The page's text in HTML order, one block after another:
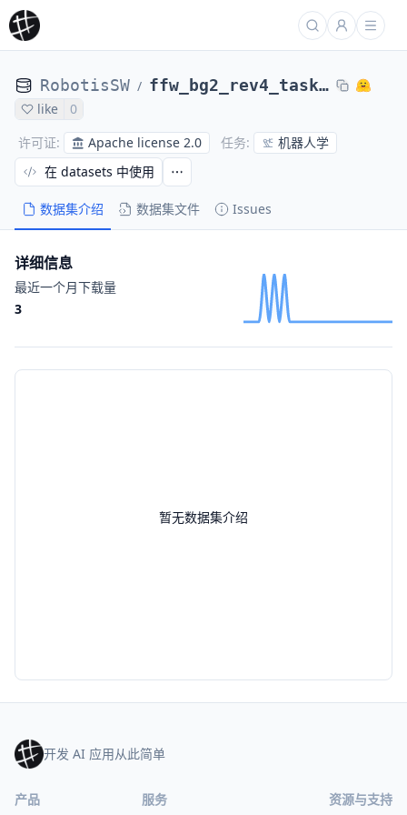
RobotisSW / ffw_bg2_rev4_task_24_1217_bokyung_1_edit
like
0
许可证: Apache license 2.0 任务: 机器人学
数据集介绍 数据集文件 Issues
在 datasets 中使用
暂无数据集介绍
详细信息
最近一个月下载量
3
开发 AI 应用从此简单
产品 服务 资源与支持